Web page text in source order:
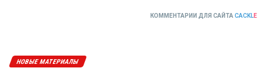
КОММЕНТАРИИ ДЛЯ САЙТА CACKLE
НОВЫЕ МАТЕРИАЛЫ